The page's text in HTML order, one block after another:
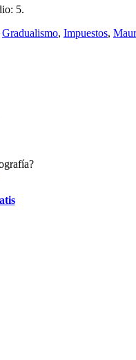
5.
Gradualismo, Impuestos,